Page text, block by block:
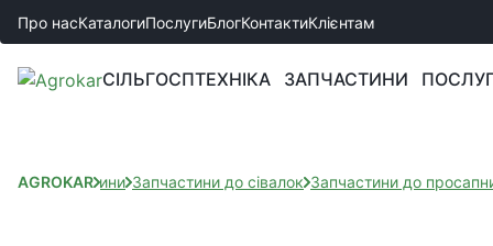
Про насКаталогиПослугиБлогКонтактиКлієнтам
СІЛЬГОСПТЕХНІКА ЗАПЧАСТИНИ
AGROKAR
Запчастини Запчастини до сівалок Запчастини до